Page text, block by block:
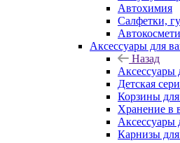
Автохимия
Салфетки,
Аксессуары для
Назад
Аксессуары
Детская
Корзины
Хранение в
Аксессуары
Карнизы